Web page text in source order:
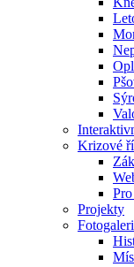
Krizové
Projekty